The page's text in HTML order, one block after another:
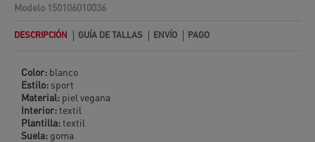
Modelo 150106010036
DESCRIPCIÓN GUÍA DE TALLAS ENVÍO PAGO
Color: blanco
Estilo: sport
Material: piel vegana
Interior:textil
Plantilla:textil
Suela: goma